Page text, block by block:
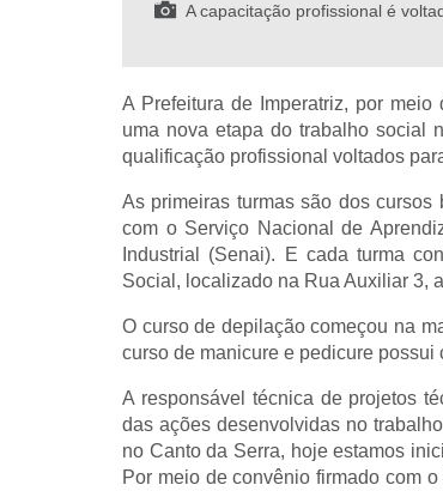
A capacitação profissional é
A Prefeitura de Imperatriz, por
uma nova etapa do trabalho social
qualificação profissional voltados
As primeiras turmas são dos
com o Serviço Nacional de
Industrial (Senai). E cada turma
Social, localizado na Rua Auxiliar 3,
O curso de depilação começou na
curso de manicure e pedicure
A responsável técnica de projetos
das ações desenvolvidas no
no Canto da Serra, hoje estamos
Por meio de convênio firmado com